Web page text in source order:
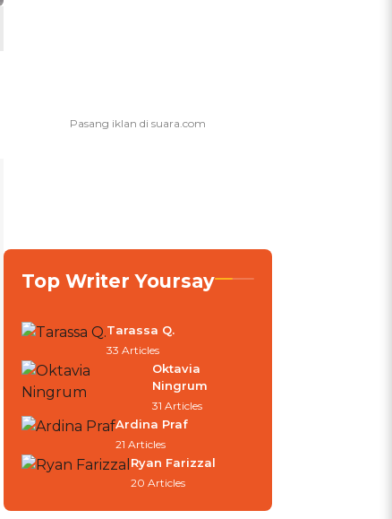
Top Writer Yoursay
Tarassa Q.
33 Articles
Oktavia
Ningrum
31 Articles
Ardina Praf
21 Articles
Ryan Farizzal
20 Articles